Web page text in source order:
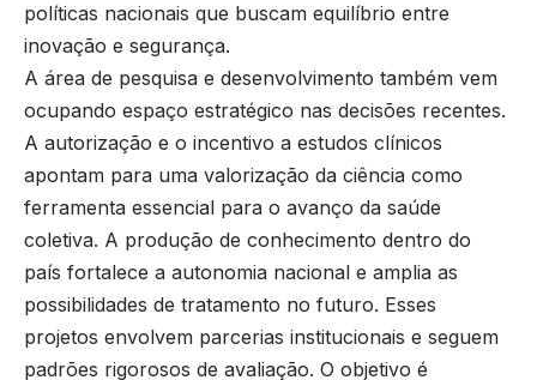
políticas nacionais que buscam equilíbrio entre
inovação e segurança.
A área de pesquisa e desenvolvimento também vem
ocupando espaço estratégico nas decisões recentes.
A autorização e o incentivo a estudos clínicos
apontam para uma valorização da ciência como
ferramenta essencial para o avanço da saúde
coletiva. A produção de conhecimento dentro do
país fortalece a autonomia nacional e amplia as
possibilidades de tratamento no futuro. Esses
projetos envolvem parcerias institucionais e seguem
padrões rigorosos de avaliação. O objetivo é